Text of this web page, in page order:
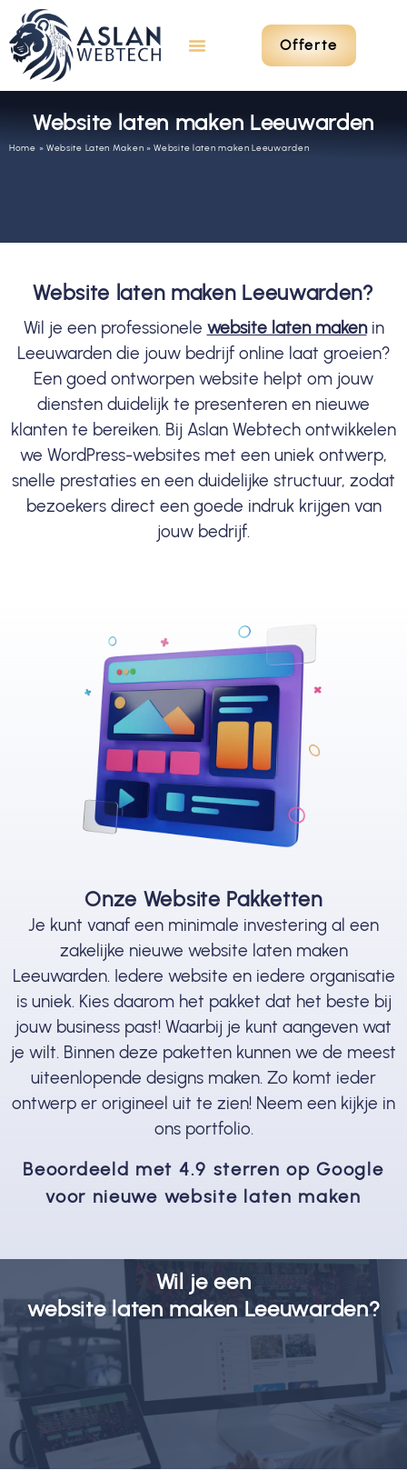
Offerte
Website laten maken Leeuwarden
Home » Website Laten Maken »Website laten maken Leeuwarden
Website laten maken Leeuwarden?
Wil je een professionele website laten makenin
Leeuwarden die jouw bedrijf online laat groeien?
Een goed ontworpen website helpt om jouw
diensten duidelijk te presenteren en nieuwe
klanten te bereiken. Bij Aslan Webtech ontwikkelen
we WordPress-websites met een uniek ontwerp,
snelle prestaties en een duidelijke structuur, zodat
bezoekers direct een goede indruk krijgen van
jouw bedrijf.
Onze Website Pakketten
Je kunt vanaf een minimale investering al een
zakelijke nieuwe website laten maken
Leeuwarden. Iedere website en iedere organisatie
is uniek. Kies daarom het pakket dat het beste bij
jouw business past! Waarbij je kunt aangeven wat
je wilt. Binnen deze paketten kunnen we de meest
uiteenlopende designs maken. Zo komt ieder
ontwerp er origineel uit te zien! Neem een kijkje in
ons portfolio.
Beoordeeld met 4.9 sterren op Google
voor nieuwe website laten maken
Wil je een
website laten maken Leeuwarden?